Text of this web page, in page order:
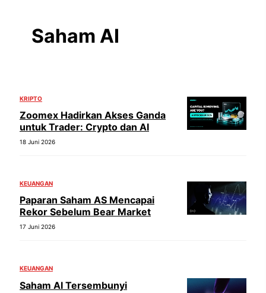
Saham AI
KRIPTO
Zoomex Hadirkan Akses Ganda
untuk Trader: Crypto dan AI
18 Juni 2026
KEUANGAN
Paparan Saham AS Mencapai
Rekor Sebelum Bear Market
17 Juni 2026
KEUANGAN
Saham AI Tersembunyi